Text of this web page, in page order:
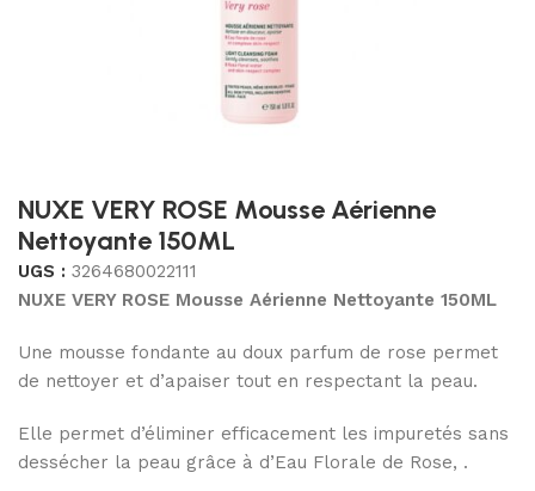
NUXE VERY ROSE Mousse Aérienne
Nettoyante 150ML
UGS : 3264680022111
NUXE VERY ROSE Mousse Aérienne Nettoyante 150ML
Une mousse fondante au doux parfum de rose permet
de nettoyer et d’apaiser tout en respectant la peau.
Elle permet d’éliminer efficacement les impuretés sans
dessécher la peau grâce à d’Eau Florale de Rose, .